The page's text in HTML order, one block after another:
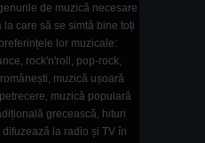
de muzică necesare
care să se simtă bine toți
lor muzicale:
rock'n'roll, pop-rock,
muzică ușoară
muzică populară
grecească, hituri
la radio și TV în